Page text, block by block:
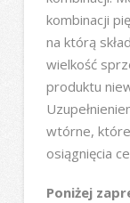
kombinacji
na którą
wielkość
produktu
wtórne,
osiągnięcia
Poniżej